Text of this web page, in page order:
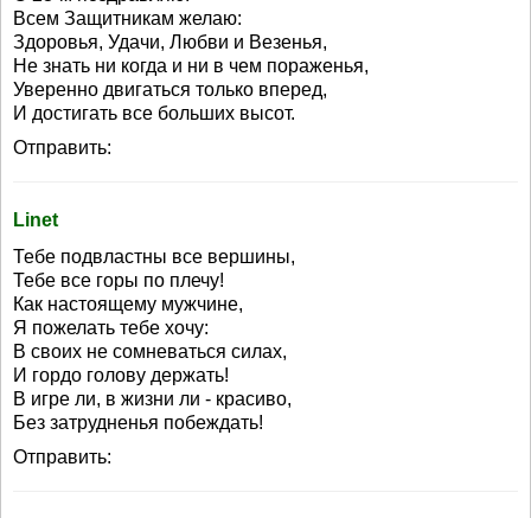
Всем Защитникам желаю:
Здоровья, Удачи, Любви и Везенья,
Не знать ни когда и ни в чем пораженья,
Уверенно двигаться только вперед,
И достигать все больших высот.
Отправить:
Linet
Тебе подвластны все вершины,
Тебе все горы по плечу!
Как настоящему мужчине,
Я пожелать тебе хочу:
В своих не сомневаться силах,
И гордо голову держать!
В игре ли, в жизни ли - красиво,
Без затрудненья побеждать!
Отправить: